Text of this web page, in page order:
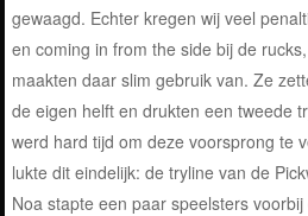
gewaagd. Echter kregen wij veel
en coming in from the side bij de
maakten daar slim gebruik van. Ze
de eigen helft en drukten een tweede
werd hard tijd om deze voorsprong te
lukte dit eindelijk: de tryline van de
Noa stapte een paar speelsters